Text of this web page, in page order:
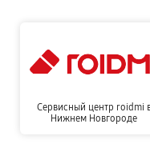
Сервисный центр roidmi
Нижнем Новгороде